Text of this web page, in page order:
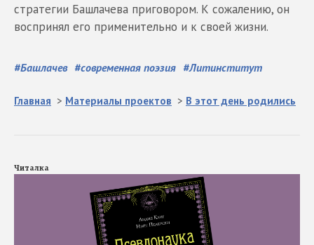
стратегии Башлачева приговором. К сожалению, он
воспринял его применительно и к своей жизни.
#Башлачев #современная поэзия #Литинститут
Главная > Материалы проектов > В этот день родились
Читалка